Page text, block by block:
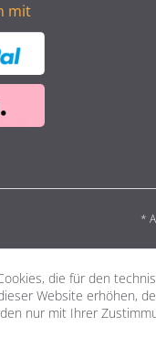
mit
*
die für den
Website erhöhen,
nur mit Ihrer